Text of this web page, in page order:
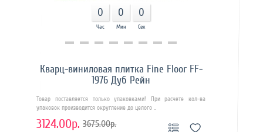
0
Час
0
Мин
0
Сек
Купить в 1 клик
Кварц-виниловая плитка Fine Floor FF-
1976 Дуб Рейн
Товар поставляется только упаковками! При расчете кол-ва
упаковок производится округление до целого ..
3124.00р. 3675.00р.